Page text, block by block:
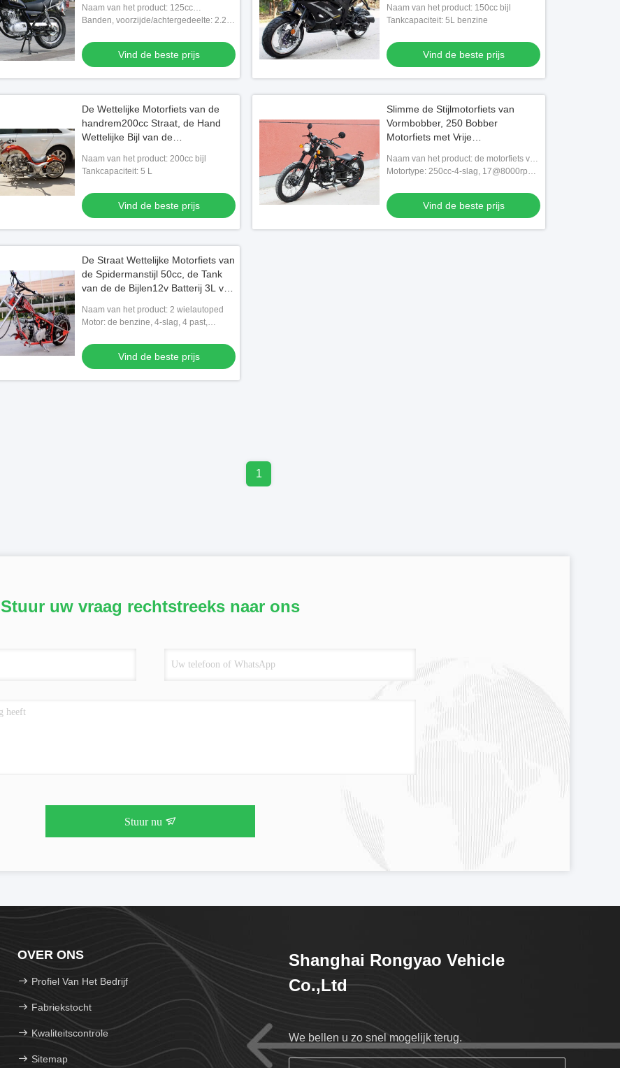
Naam van het product: 125cc
bijlmotorfiets
Banden, voorzijde/achtergedeelte: 2.25-
Vind de beste prijs
Naam van het product: 150cc bijl
Tankcapaciteit: 5L benzine
Vind de beste prijs
De Wettelijke Motorfiets van de
handrem200cc Straat, de Hand
Wettelijke Bijl van de
Naam van het product: 200cc bijl
Tankcapaciteit: 5 L
Vind de beste prijs
Slimme de Stijlmotorfiets van
Vormbobber, 250 Bobber
Motorfiets met Vrije
Naam van het product: de motorfiets van
250cc bobber
Motortype: 250cc-4-slag, 17@8000rpm-
Vind de beste prijs
De Straat Wettelijke Motorfiets van
de Spidermanstijl 50cc, de Tank
van de de Bijlen12v Batterij 3L van
Naam van het product: 2 wielautoped
Motor: de benzine, 4-slag, 4 past,
Vind de beste prijs
1
Stuur uw vraag rechtstreeks naar ons
Stuur nu
OVER ONS
Profiel Van Het Bedrijf
Fabriekstocht
Kwaliteitscontrole
Sitemap
Shanghai Rongyao Vehicle
Co.,Ltd
We bellen u zo snel mogelijk terug.